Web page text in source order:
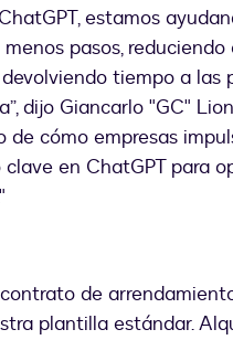
estamos
pasos,
tiempo a las
dijo Giancarlo "GC"
de cómo empresas
en ChatGPT para
de
plantilla estándar.